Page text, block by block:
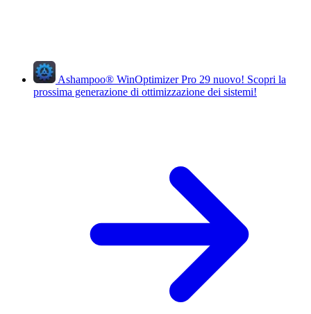
Ashampoo® WinOptimizer Pro 29 nuovo! Scopri la
prossima generazione di ottimizzazione dei sistemi!